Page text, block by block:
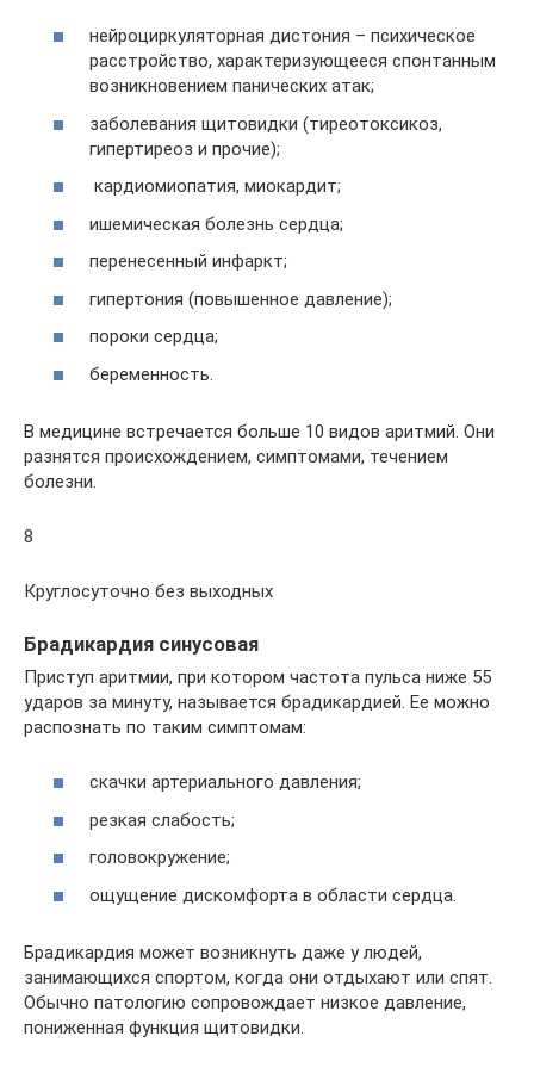
нейроциркуляторная дистония – психическое
расстройство, характеризующееся спонтанным
возникновением панических атак;
заболевания щитовидки (тиреотоксикоз,
гипертиреоз и прочие);
кардиомиопатия, миокардит;
ишемическая болезнь сердца;
перенесенный инфаркт;
гипертония (повышенное давление);
пороки сердца;
беременность.
В медицине встречается больше 10 видов аритмий. Они
разнятся происхождением, симптомами, течением
болезни.
8
Круглосуточно без выходных
Брадикардия синусовая
Приступ аритмии, при котором частота пульса ниже 55
ударов за минуту, называется брадикардией. Ее можно
распознать по таким симптомам:
скачки артериального давления;
резкая слабость;
головокружение;
ощущение дискомфорта в области сердца.
Брадикардия может возникнуть даже у людей,
занимающихся спортом, когда они отдыхают или спят.
Обычно патологию сопровождает низкое давление,
пониженная функция щитовидки.